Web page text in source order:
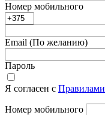
Номер мобильного
Email (По желанию)
Пароль
Я согласен с Правилами
Номер мобильного